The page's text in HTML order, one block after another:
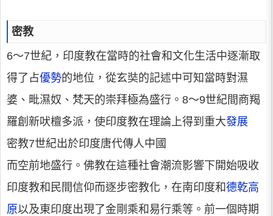
密教
6～7世紀，印度教在當時的社會和文化生活中逐漸取
得了占優勢的地位，從玄奘的記述中可知當時對濕
婆、毗濕奴、梵天的崇拜極為盛行。8～9世紀間商羯
羅創新吠檀多派，使印度教在理論上得到重大發展
密教7世紀出於印度唐代傳人中國
而空前地盛行。佛教在這種社會潮流影響下開始吸收
印度教和民間信仰而逐步密教化，在南印度和德乾高
原以及東印度出現了金剛乘和易行乘等。前一個時期